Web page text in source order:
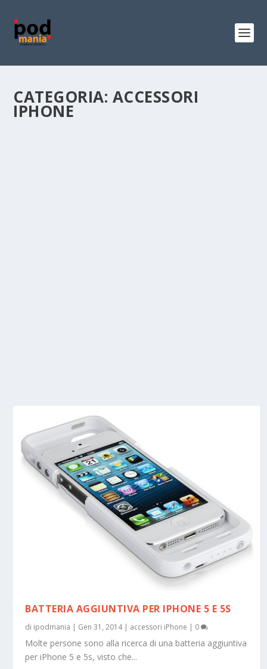
CATEGORIA: ACCESSORI
IPHONE
BATTERIA AGGIUNTIVA PER IPHONE 5 E 5S
di ipodmania | Gen 31, 2014| accessori iPhone | 0
Molte persone sono alla ricerca di una batteria aggiuntiva
per iPhone 5 e 5s, visto che...